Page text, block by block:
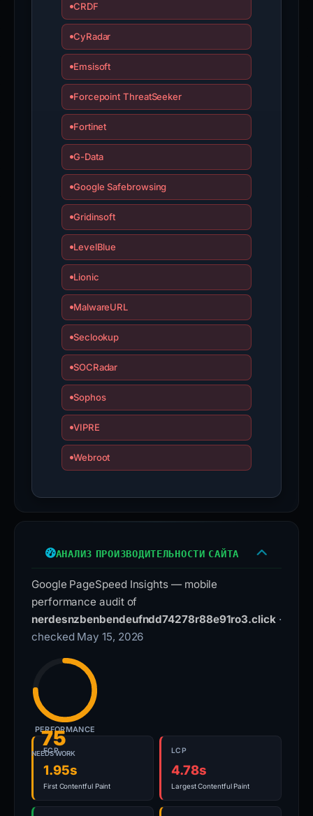
vigilant
any
suspicious
domains
relevant
security
authorities.
CRDF
CyRadar
Emsisoft
Forcepoint ThreatSeeker
Fortinet
G-Data
Google Safebrowsing
Gridinsoft
LevelBlue
Lionic
MalwareURL
Seclookup
SOCRadar
Sophos
VIPRE
Webroot
АНАЛИЗ ПРОИЗВОДИТЕЛЬНОСТИ САЙТА
Google PageSpeed Insights — mobile
performance audit of
nerdesnzbenbendeufndd74278r88e91ro3.click ·
checked May 15, 2026
75
NEEDS WORK
PERFORMANCE
FCP
1.95s
First Contentful Paint
LCP
4.78s
Largest Contentful Paint